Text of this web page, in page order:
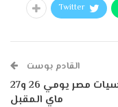
Twitter
القادم بوست
رئاسيات مصر يومي 26 و27
ماي المقبل